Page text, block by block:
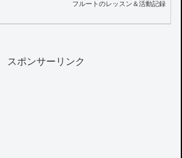
フルートのレッスン＆活動記録
スポンサーリンク